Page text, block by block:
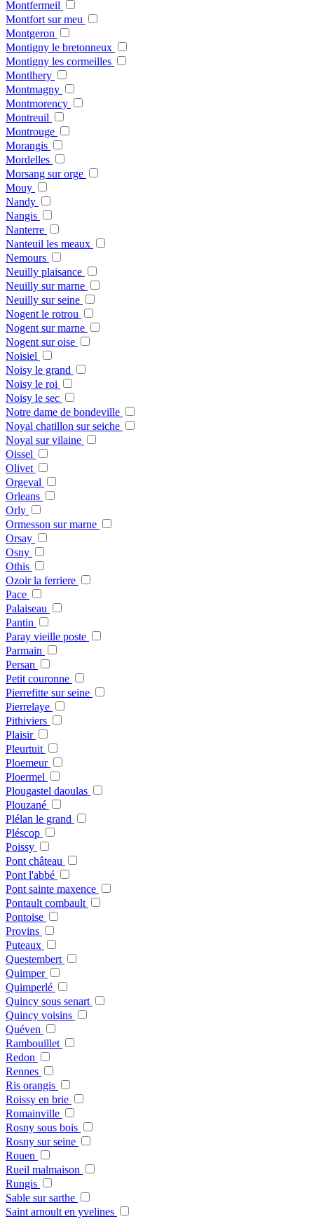
Montfermeil
Montfort sur meu
Montgeron
Montigny le bretonneux
Montigny les cormeilles
Montlhery
Montmagny
Montmorency
Montreuil
Montrouge
Morangis
Mordelles
Morsang sur orge
Mouy
Nandy
Nangis
Nanterre
Nanteuil les meaux
Nemours
Neuilly plaisance
Neuilly sur marne
Neuilly sur seine
Nogent le rotrou
Nogent sur marne
Nogent sur oise
Noisiel
Noisy le grand
Noisy le roi
Noisy le sec
Notre dame de bondeville
Noyal chatillon sur seiche
Noyal sur vilaine
Oissel
Olivet
Orgeval
Orleans
Orly
Ormesson sur marne
Orsay
Osny
Othis
Ozoir la ferriere
Pace
Palaiseau
Pantin
Paray vieille poste
Parmain
Persan
Petit couronne
Pierrefitte sur seine
Pierrelaye
Pithiviers
Plaisir
Pleurtuit
Ploemeur
Ploermel
Plougastel daoulas
Plouzané
Plélan le grand
Pléscop
Poissy
Pont château
Pont l'abbé
Pont sainte maxence
Pontault combault
Pontoise
Provins
Puteaux
Questembert
Quimper
Quimperlé
Quincy sous senart
Quincy voisins
Quéven
Rambouillet
Redon
Rennes
Ris orangis
Roissy en brie
Romainville
Rosny sous bois
Rosny sur seine
Rouen
Rueil malmaison
Rungis
Sable sur sarthe
Saint arnoult en yvelines